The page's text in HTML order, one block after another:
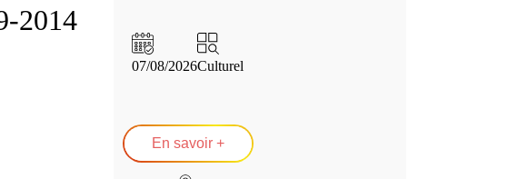
2014
07/08/2026Culturel
En savoir +